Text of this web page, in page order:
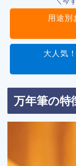
用途別
大人気
万年筆の特